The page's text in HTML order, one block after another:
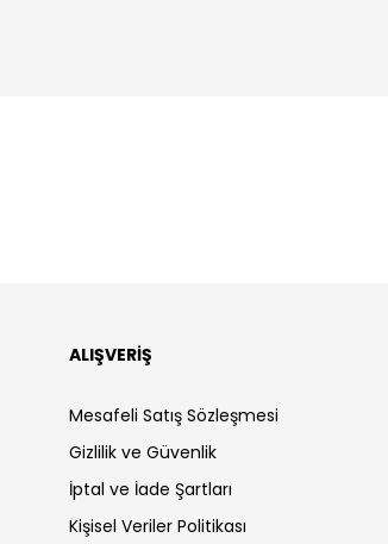
ALIŞVERİŞ
Mesafeli Satış Sözleşmesi
Gizlilik ve Güvenlik
İptal ve İade Şartları
Kişisel Veriler Politikası